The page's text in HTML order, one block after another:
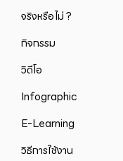
จริงหรือไม่ ?
กิจกรรม
วิดีโอ
Infographic
E-Learning
วิธีการใช้งาน